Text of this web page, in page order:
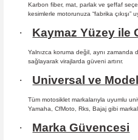
Karbon fiber, mat, parlak ve şeffaf
kesimlerle motorunuza “fabrika çıkışı”
· Kaymaz Yüzey ile
Yalnızca koruma değil, aynı zamanda
sağlayarak virajlarda güveni artırır.
· Universal ve
Tüm motosiklet markalarıyla uyumlu
Yamaha, CfMoto, Rks, Bajaj gibi
· Marka Güvencesi